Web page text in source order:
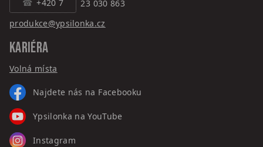
+420 7
23 030 863
produkce@ypsilonka.cz
KARIÉRA
Volná místa
Najdete nás na Facebooku
Ypsilonka na YouTube
Instagram